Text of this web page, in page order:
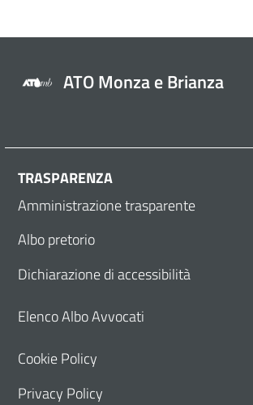
ATO Monza e Brianza
TRASPARENZA
Amministrazione trasparente
Albo pretorio
Dichiarazione di accessibilità
Elenco Albo Avvocati
Cookie Policy
Privacy Policy